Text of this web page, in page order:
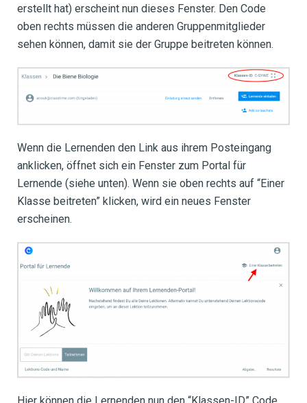
erstellt hat) erscheint nun dieses Fenster. Den Code
oben rechts müssen die anderen Gruppenmitglieder
sehen können, damit sie der Gruppe beitreten können.
Wenn die Lernenden den Link aus ihrem Posteingang
anklicken, öffnet sich ein Fenster zum Portal für
Lernende (siehe unten). Wenn sie oben rechts auf “Einer
Klasse beitreten” klicken, wird ein neues Fenster
erscheinen.